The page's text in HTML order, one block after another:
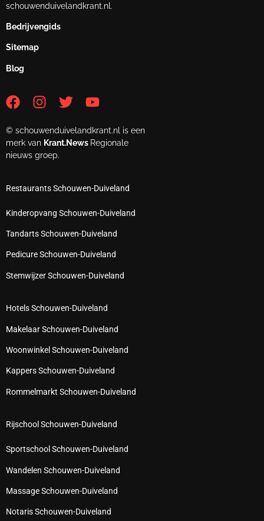
schouwenduivelandkrant.nl.
Bedrijvengids
Sitemap
Blog
© schouwenduivelandkrant.nl is een
merk van Krant.News Regionale
nieuws groep.
Restaurants Schouwen-Duiveland
Kinderopvang Schouwen-Duiveland
Tandarts Schouwen-Duiveland
Pedicure Schouwen-Duiveland
Stemwijzer Schouwen-Duiveland
Hotels Schouwen-Duiveland
Makelaar Schouwen-Duiveland
Woonwinkel Schouwen-Duiveland
Kappers Schouwen-Duiveland
Rommelmarkt Schouwen-Duiveland
Rijschool Schouwen-Duiveland
Sportschool Schouwen-Duiveland
Wandelen Schouwen-Duiveland
Massage Schouwen-Duiveland
Notaris Schouwen-Duiveland